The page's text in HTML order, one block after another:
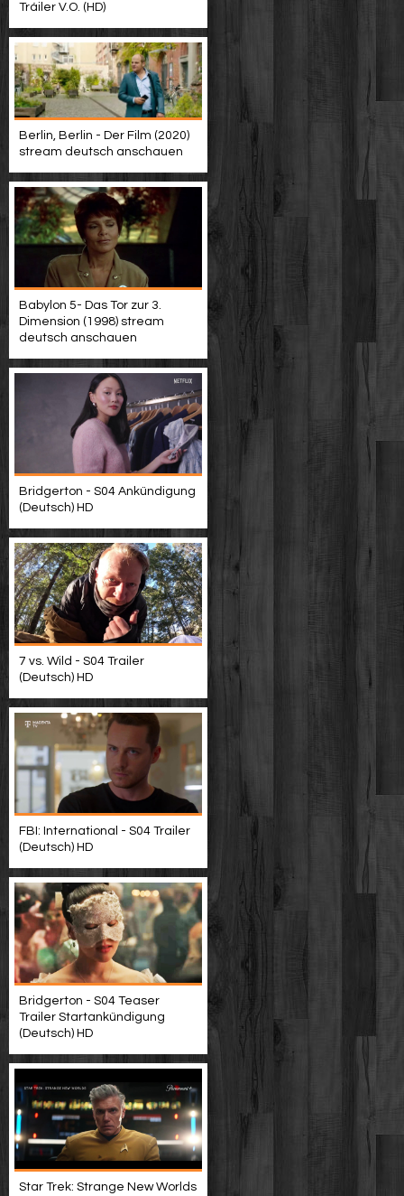
Tráiler V.O. (HD)
Berlin, Berlin - Der Film (2020)
stream deutsch anschauen
Babylon 5- Das Tor zur 3.
Dimension (1998) stream
deutsch anschauen
Bridgerton - S04 Ankündigung
(Deutsch) HD
7 vs. Wild - S04 Trailer
(Deutsch) HD
FBI: International - S04 Trailer
(Deutsch) HD
Bridgerton - S04 Teaser
Trailer Startankündigung
(Deutsch) HD
Star Trek: Strange New Worlds